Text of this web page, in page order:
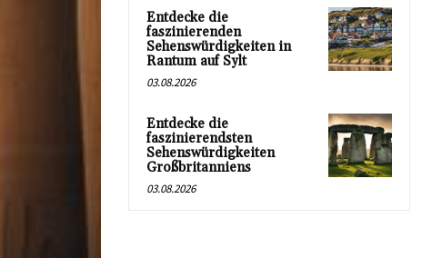
Entdecke die
faszinierenden
Sehenswürdigkeiten in
Rantum auf Sylt
03.08.2026
Entdecke die
faszinierendsten
Sehenswürdigkeiten
Großbritanniens
03.08.2026